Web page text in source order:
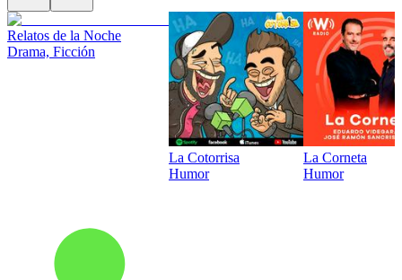
Relatos de la Noche
Drama, Ficción
La Cotorrisa
Humor
La Corneta
Humor